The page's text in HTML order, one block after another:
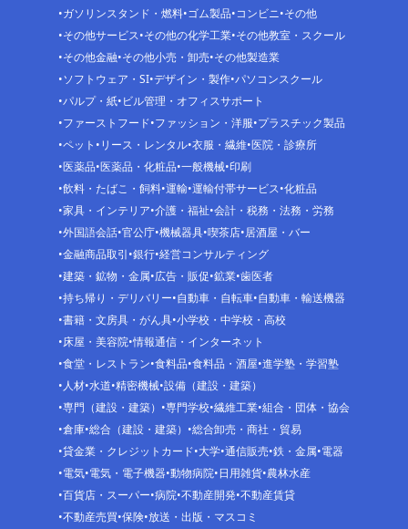
ガソリンスタンド・燃料 ゴム製品 コンビニ その他
その他サービス その他の化学工業 その他教室・スクール
その他金融 その他小売・卸売 その他製造業
ソフトウェア・SI デザイン・製作 パソコンスクール
パルプ・紙 ビル管理・オフィスサポート
ファーストフード ファッション・洋服 プラスチック製品
ペット リース・レンタル 衣服・繊維 医院・診療所
医薬品 医薬品・化粧品 一般機械 印刷
飲料・たばこ・飼料 運輸 運輸付帯サービス 化粧品
家具・インテリア 介護・福祉 会計・税務・法務・労務
外国語会話 官公庁 機械器具 喫茶店 居酒屋・バー
金融商品取引 銀行 経営コンサルティング
建築・鉱物・金属 広告・販促 鉱業 歯医者
持ち帰り・デリバリー 自動車・自転車 自動車・輸送機器
書籍・文房具・がん具 小学校・中学校・高校
床屋・美容院 情報通信・インターネット
食堂・レストラン 食料品 食料品・酒屋 進学塾・学習塾
人材 水道 精密機械 設備（建設・建築）
専門（建設・建築）
専門学校 繊維工業 組合・団体・協会
倉庫 総合（建設・建築）
総合卸売・商社・貿易
貸金業・クレジットカード 大学 通信販売 鉄・金属 電器
電気 電気・電子機器 動物病院 日用雑貨 農林水産
百貨店・スーパー 病院 不動産開発 不動産賃貸
不動産売買 保険 放送・出版・マスコミ